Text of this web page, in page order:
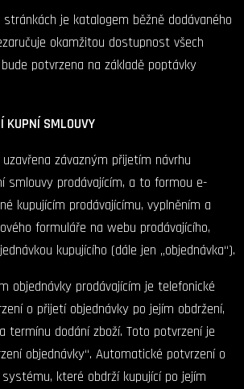
stránkách je katalogem běžně dodávaného
okamžitou dostupnost všech
potvrzena na základě poptávky
KUPNÍ SMLOUVY
uzavřena závazným přijetím návrhu
smlouvy prodávajícím, a to formou e-
kupujícím prodávajícímu, vyplněním a
formuláře na webu prodávajícího,
kupujícího (dále jen „objednávka“).
objednávky prodávajícím je telefonické
o přijetí objednávky po jejím obdržení,
termínu dodání zboží. Toto potvrzení je
objednávky“. Automatické potvrzení o
které obdrží kupující po jejím